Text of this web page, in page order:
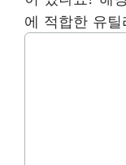
에 적합한 유